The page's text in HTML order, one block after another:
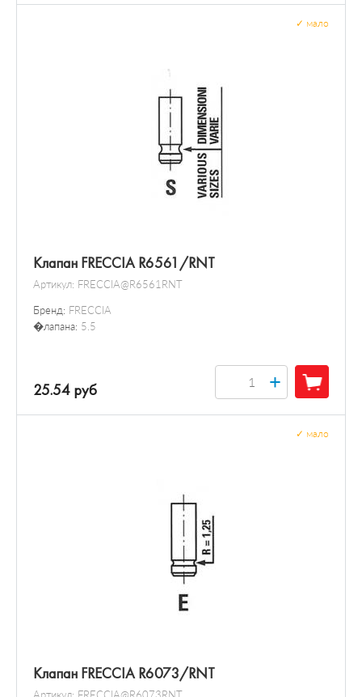
Клапан FRECCIA R6561/RNT
Артикул: FRECCIA@R6561RNT
Бренд: FRECCIA
�лапана: 5.5
мало
25.54 руб +
Клапан FRECCIA R6073/RNT
мало